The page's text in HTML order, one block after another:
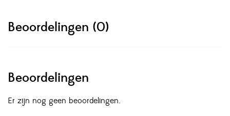
Beoordelingen (0)
Beoordelingen
Er zijn nog geen beoordelingen.